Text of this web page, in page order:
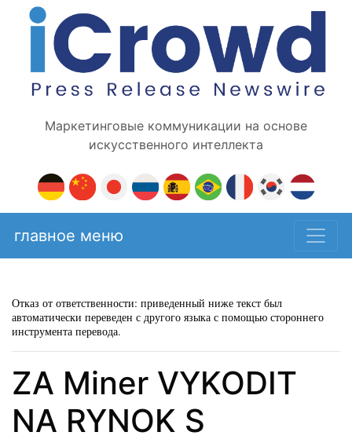
Маркетинговые коммуникации на основе
искусственного интеллекта
главное меню
Отказ от ответственности: приведенный ниже текст был
автоматически переведен с другого языка с помощью стороннего
инструмента перевода.
ZA Miner VYKODIT
NA RYNOK S